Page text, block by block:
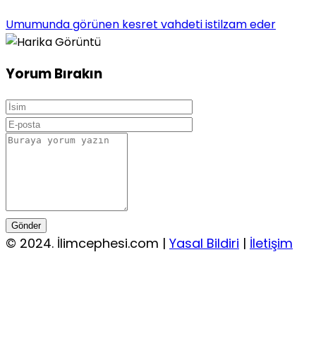
Umumunda görünen kesret vahdeti istilzam eder
Yorum Bırakın
Gönder
© 2024. İlimcephesi.com | Yasal Bildiri | İletişim